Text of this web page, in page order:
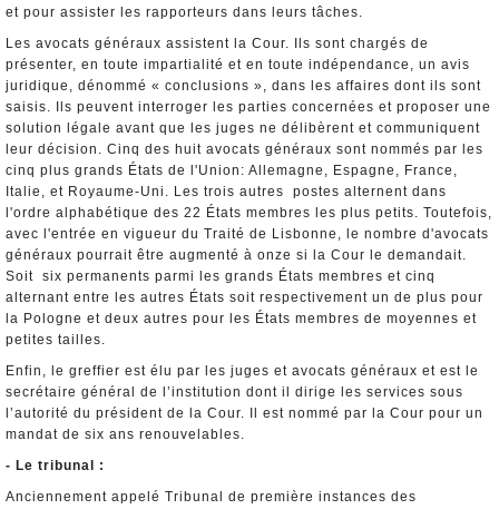
et pour assister les rapporteurs dans leurs tâches.
Les avocats généraux assistent la Cour. Ils sont chargés de
présenter, en toute impartialité et en toute indépendance, un avis
juridique, dénommé « conclusions », dans les affaires dont ils sont
saisis. Ils peuvent interroger les parties concernées et proposer une
solution légale avant que les juges ne délibèrent et communiquent
leur décision. Cinq des huit avocats généraux sont nommés par les
cinq plus grands États de l'Union: Allemagne, Espagne, France,
Italie, et Royaume-Uni. Les trois autres postes alternent dans
l'ordre alphabétique des 22 États membres les plus petits. Toutefois,
avec l'entrée en vigueur du Traité de Lisbonne, le nombre d'avocats
généraux pourrait être augmenté à onze si la Cour le demandait.
Soit six permanents parmi les grands États membres et cinq
alternant entre les autres États soit respectivement un de plus pour
la Pologne et deux autres pour les États membres de moyennes et
petites tailles.
Enfin, le greffier est élu par les juges et avocats généraux et est le
secrétaire général de l’institution dont il dirige les services sous
l’autorité du président de la Cour. Il est nommé par la Cour pour un
mandat de six ans renouvelables.
- Le tribunal :
Anciennement appelé Tribunal de première instances des